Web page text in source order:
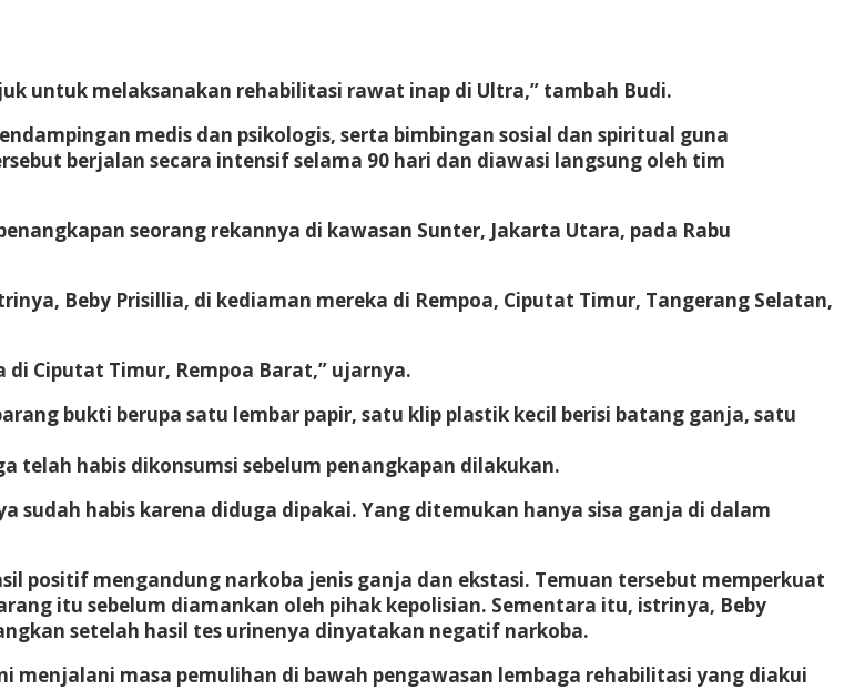
untuk melaksanakan rehabilitasi rawat inap di Ultra,” tambah Budi.
medis dan psikologis, serta bimbingan sosial dan spiritual guna
berjalan secara intensif selama 90 hari dan diawasi langsung oleh tim
seorang rekannya di kawasan Sunter, Jakarta Utara, pada Rabu
Beby Prisillia, di kediaman mereka di Rempoa, Ciputat Timur, Tangerang Selatan,
di Ciputat Timur, Rempoa Barat,” ujarnya.
bukti berupa satu lembar papir, satu klip plastik kecil berisi batang ganja, satu
telah habis dikonsumsi sebelum penangkapan dilakukan.
sudah habis karena diduga dipakai. Yang ditemukan hanya sisa ganja di dalam
positif mengandung narkoba jenis ganja dan ekstasi. Temuan tersebut memperkuat
itu sebelum diamankan oleh pihak kepolisian. Sementara itu, istrinya, Beby
setelah hasil tes urinenya dinyatakan negatif narkoba.
menjalani masa pemulihan di bawah pengawasan lembaga rehabilitasi yang diakui